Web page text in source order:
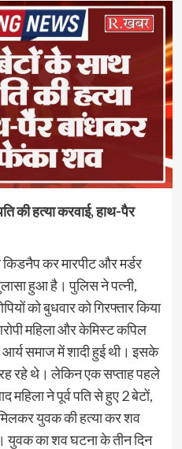
की हत्या करवाई, हाथ-पैर
कर मारपीट और मर्डर
हुआ है। पुलिस ने पत्नी,
को बुधवार को गिरफ्तार किया
महिला और केमिस्ट कपिल
समाज में शादी हुई थी। इसके
रह रहे थे। लेकिन एक सप्ताह पहले
महिला ने पूर्व पति से हुए 2 बेटों,
युवक की हत्या कर शव
युवक का शव घटना के तीन दिन